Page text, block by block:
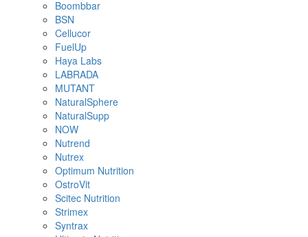
Boombbar
BSN
Cellucor
FuelUp
Haya Labs
LABRADA
MUTANT
NaturalSphere
NaturalSupp
NOW
Nutrend
Nutrex
Optimum Nutrition
OstroVit
Scitec Nutrition
Strimex
Syntrax